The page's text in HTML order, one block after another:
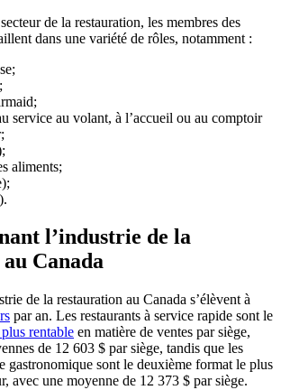
de la restauration, les membres des
dans une variété de rôles, notamment :
service au volant, à l’accueil ou au comptoir
aliments;
l’industrie de la
Canada
de la restauration au Canada s’élèvent à
par an. Les restaurants à service rapide sont le
rentable en matière de ventes par siège,
de 12 603 $ par siège, tandis que les
gastronomique sont le deuxième format le plus
avec une moyenne de 12 373 $ par siège.